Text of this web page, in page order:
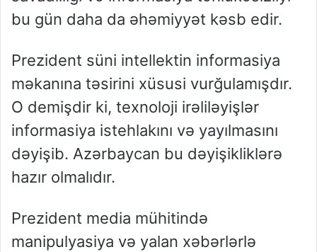
bu gün daha da əhəmiyyət kəsb edir.
Prezident süni intellektin informasiya
məkanına təsirini xüsusi vurğulamışdır.
O demişdir ki, texnoloji irəliləyişlər
informasiya istehlakını və yayılmasını
dəyişib. Azərbaycan bu dəyişikliklərə
hazır olmalıdır.
Prezident media mühitində
manipulyasiya və yalan xəbərlərlə